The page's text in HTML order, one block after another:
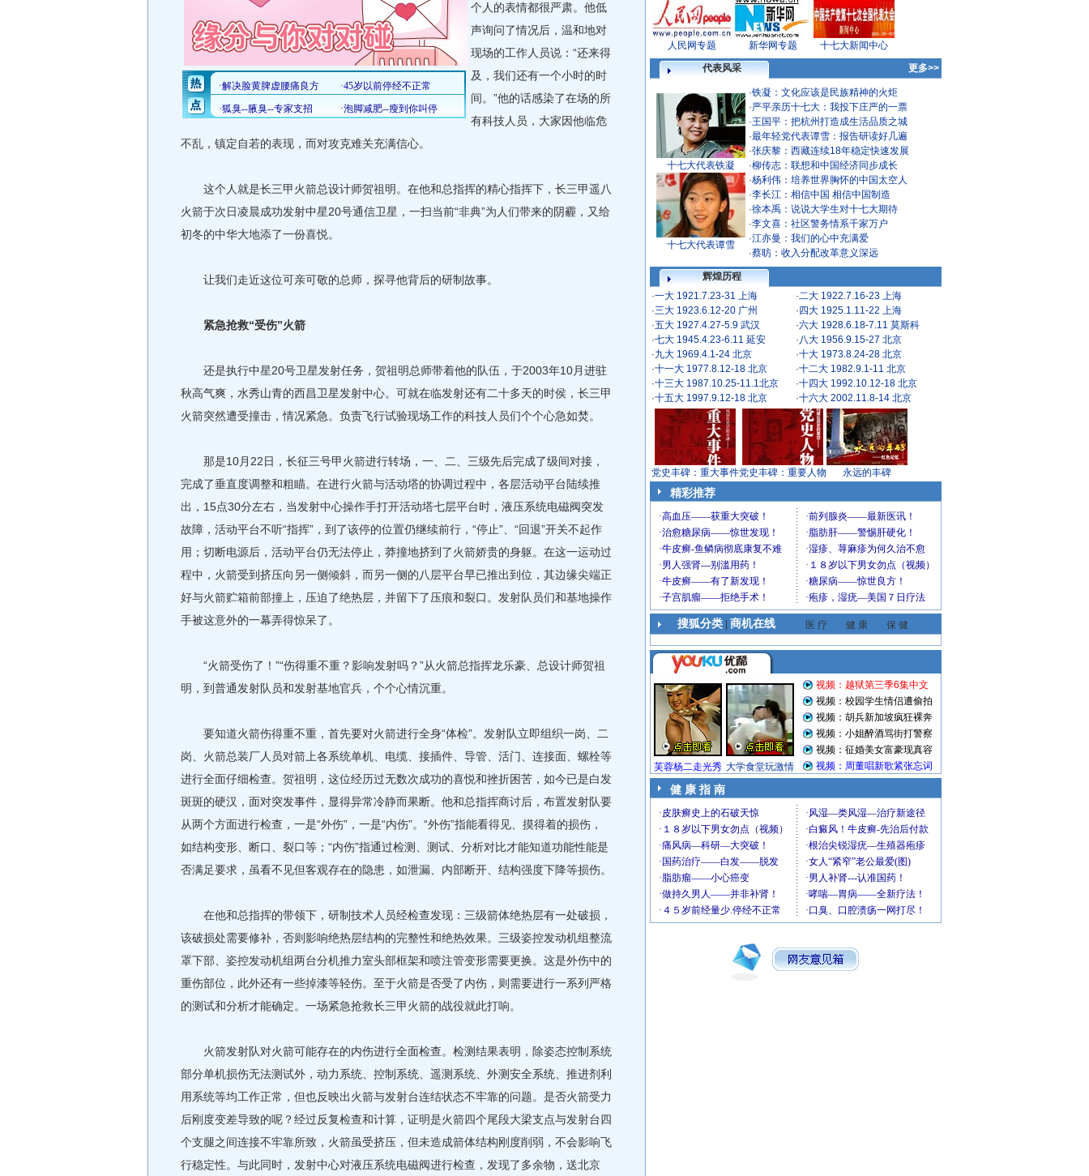
个人的表情都很严肃。他低
声询问了情况后，温和地对
现场的工作人员说：“还来得
及，我们还有一个小时的时
间。”他的话感染了在场的所
有科技人员，大家因他临危
不乱，镇定自若的表现，而对攻克难关充满信心。
这个人就是长三甲火箭总设计师贺祖明。在他和总指挥的精心指挥下，长三甲遥八
火箭于次日凌晨成功发射中星20号通信卫星，一扫当前“非典”为人们带来的阴霾，又给
初冬的中华大地添了一份喜悦。
让我们走近这位可亲可敬的总师，探寻他背后的研制故事。
紧急抢救“受伤”火箭
还是执行中星20号卫星发射任务，贺祖明总师带着他的队伍，于2003年10月进驻
秋高气爽，水秀山青的西昌卫星发射中心。可就在临发射还有二十多天的时侯，长三甲
火箭突然遭受撞击，情况紧急。负责飞行试验现场工作的科技人员们个个心急如焚。
那是10月22日，长征三号甲火箭进行转场，一、二、三级先后完成了级间对接，
完成了垂直度调整和粗瞄。在进行火箭与活动塔的协调过程中，各层活动平台陆续推
出，15点30分左右，当发射中心操作手打开活动塔七层平台时，液压系统电磁阀突发
故障，活动平台不听“指挥”，到了该停的位置仍继续前行，“停止”、“回退”开关不起作
用；切断电源后，活动平台仍无法停止，莽撞地挤到了火箭娇贵的身躯。在这一运动过
程中，火箭受到挤压向另一侧倾斜，而另一侧的八层平台早已推出到位，其边缘尖端正
好与火箭贮箱前部撞上，压迫了绝热层，并留下了压痕和裂口。发射队员们和基地操作
手被这意外的一幕弄得惊呆了。
“火箭受伤了！”“伤得重不重？影响发射吗？”从火箭总指挥龙乐豪、总设计师贺祖
明，到普通发射队员和发射基地官兵，个个心情沉重。
要知道火箭伤得重不重，首先要对火箭进行全身“体检”。发射队立即组织一岗、二
岗、火箭总装厂人员对箭上各系统单机、电缆、接插件、导管、活门、连接面、螺栓等
进行全面仔细检查。贺祖明，这位经历过无数次成功的喜悦和挫折困苦，如今已是白发
斑斑的硬汉，面对突发事件，显得异常冷静而果断。他和总指挥商讨后，布置发射队要
从两个方面进行检查，一是“外伤”，一是“内伤”。“外伤”指能看得见、摸得着的损伤，
如结构变形、断口、裂口等；“内伤”指通过检测、测试、分析对比才能知道功能性能是
否满足要求，虽看不见但客观存在的隐患，如泄漏、内部断开、结构强度下降等损伤。
在他和总指挥的带领下，研制技术人员经检查发现：三级箭体绝热层有一处破损，
该破损处需要修补，否则影响绝热层结构的完整性和绝热效果。三级姿控发动机组整流
罩下部、姿控发动机组两台分机推力室头部框架和喷注管变形需要更换。这是外伤中的
重伤部位，此外还有一些掉漆等轻伤。至于火箭是否受了内伤，则需要进行一系列严格
的测试和分析才能确定。一场紧急抢救长三甲火箭的战役就此打响。
火箭发射队对火箭可能存在的内伤进行全面检查。检测结果表明，除姿态控制系统
部分单机损伤无法测试外，动力系统、控制系统、遥测系统、外测安全系统、推进剂利
用系统等均工作正常，但也反映出火箭与发射台连结状态不牢靠的问题。是否火箭受力
后刚度变差导致的呢？经过反复检查和计算，证明是火箭四个尾段大梁支点与发射台四
个支腿之间连接不牢靠所致，火箭虽受挤压，但未造成箭体结构刚度削弱，不会影响飞
行稳定性。与此同时，发射中心对液压系统电磁阀进行检查，发现了多余物，送北京
人民网专题 新华网专题
十七大新闻中心
代表风采
更多>>
十七大代表铁凝
十七大代表谭雪
·铁凝：文化应该是民族精神的火炬
·严平亲历十七大：我投下庄严的一票
·王国平：把杭州打造成生活品质之城
·最年轻党代表谭雪：报告研读好几遍
·张庆黎：西藏连续18年稳定快速发展
·柳传志：联想和中国经济同步成长
·杨利伟：培养世界胸怀的中国太空人
·李长江：相信中国 相信中国制造
·徐本禹：说说大学生对十七大期待
·李文喜：社区警务情系千家万户
·江亦曼：我们的心中充满爱
·蔡昉：收入分配改革意义深远
辉煌历程
·一大 1921.7.23-31 上海 ·二大 1922.7.16-23 上海
·三大 1923.6.12-20 广州 · 四大 1925.1.11-22 上海
·五大 1927.4.27-5.9 武汉 ·六大 1928.6.18-7.11 莫斯科
·七大 1945.4.23-6.11 延安 ·八大 1956.9.15-27 北京
·九大 1969.4.1-24 北京 ·十大 1973.8.24-28 北京
·十一大 1977.8.12-18 北京 ·十二大 1982.9.1-11 北京
·十三大 1987.10.25-11.1北京 ·十四大 1992.10.12-18 北京
·十五大 1997.9.12-18 北京 ·十六大 2002.11.8-14 北京
党史丰碑：重大事件党史丰碑：重要人物 永远的丰碑
精彩推荐
搜狐分类| 商机在线 医 疗 健 康 保 健
芙蓉杨二走光秀 大学食堂玩激情
视频：越狱第三季6集中文
视频：校园学生情侣遭偷拍
视频：胡兵新加坡疯狂裸奔
视频：小姐醉酒骂街打警察
视频：征婚美女富豪现真容
视频：周董唱新歌紧张忘词
健 康 指 南